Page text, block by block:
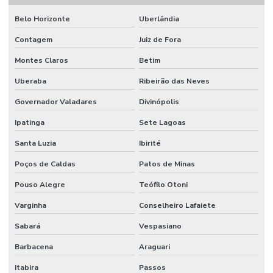
Filtro De Combustível
Filtro De Combustível Para Carro De Passeio
Filtro De Combustível Para Motor Diesel
Filtro De Óleo
Filtro De Óleo Auto Peças Em Belo Horizonte
Filtro Hidráulico Para Máquinas Minas Gerais
Flanges Para Mangueiras Hidráulicas
Fornecedor De Anel Guia De Nylon Em Mg
Fornecedor De Anel Quadrado De Borracha Tefo
Fornecedor De Cabo De Acionamento Para Máquinas
Fornecedor De Comando Hidráulico Em Belo Horizonte
Belo Horizonte Uberlândia
Contagem Juiz de Fora
Montes Claros Betim
Uberaba Ribeirão das Neves
Governador Valadares Divinópolis
Ipatinga Sete Lagoas
Santa Luzia Ibirité
Poços de Caldas Patos de Minas
Pouso Alegre Teófilo Otoni
Varginha Conselheiro Lafaiete
Sabará Vespasiano
Barbacena Araguari
Itabira Passos